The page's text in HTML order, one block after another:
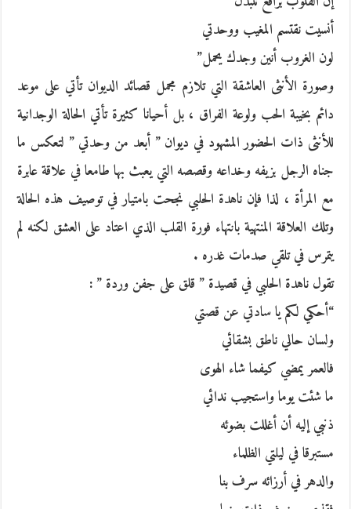
أنسيت نقتسم المغيب ووحدتي
لون الغروب أنين وجدك يحمل”
وصورة الأنثى العاشقة التي تلازم مجمل قصائد الديوان تأتي على موعد
دائم بخيبة الحب ولوعة الفراق ، بل أحيانا كثيرة تأتي الحالة الوجدانية
للأنثى ذات الحضور المشهود في ديوان ” أبعد من وحدتي ” لتعكس ما
جناه الرجل بزيفه وخداعه وقصصه التي يعبث بها طامعا في علاقة عابرة
مع المرأة ، لذا فإن ناهدة الحلبي نجحت بامتيار في توصيف هذه الحالة
وتلك العلاقة المنتهية بانتهاء فورة القلب الذي اعتاد على العشق لكنه لم
يتمرس في تلقي صدمات غدره .
تقول ناهدة الحلبي في قصيدة ” قلق على جفن وردة ” :
“أحكي لكم يا سادتي عن قصتي
ولسان حالي ناطق بشقائي
فالعمر يمضي كيفما شاء الهوى
ما شئت يوما واستجيب ندائي
ذنبي إليه أن أغللت بضوئه
مستبرقا في ليلتي الظلماء
والدهر في أرزائه سرف بنا